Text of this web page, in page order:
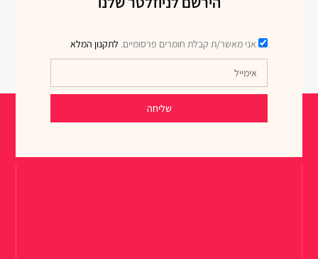
אני מאשר/ת קבלת חומרים פרסומיים. לתקנון המלא
שליחה